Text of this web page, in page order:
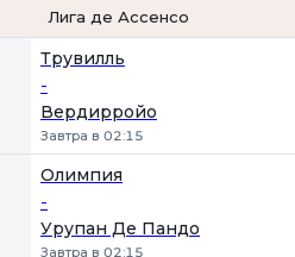
Лига де Ассенсо
Трувилль
-
Вердирройо
Завтра в 02:15
Олимпия
-
Урупан Де Пандо
Завтра в 02:15